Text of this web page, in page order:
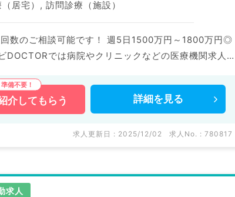
居宅）, 訪問診療（施設）
数のご相談可能です！ 週5日1500万円～1800万円◎
介してもらう 詳細を 見る
求人更新日 : 2025/12/02 求人No. : 780817
求人